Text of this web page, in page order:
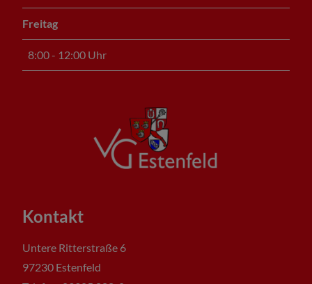
Freitag
8:00 - 12:00 Uhr
Kontakt
Untere Ritterstraße 6
97230 Estenfeld